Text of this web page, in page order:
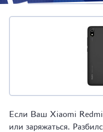
Если Ваш Xiaomi Redmi
или заряжаться.